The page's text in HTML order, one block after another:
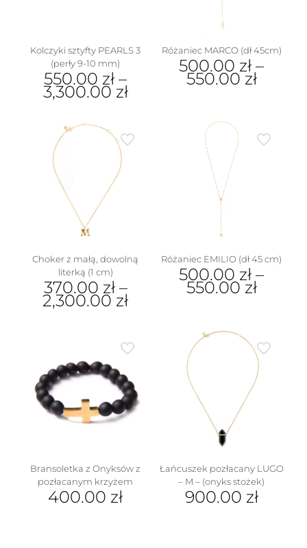
na
produktu
Kolczyki sztyfty PEARLS 3
(perły 9-10 mm)
550.00 zł –
3,300.00 zł
produkt
wariantów.
można
wybrać
na
stronie
produktu
Różaniec MARCO (dł 45cm)
500.00 zł –
550.00 zł
ma
wiele
wariantów.
Opcje
można
wybrać
na
produktu
Choker z małą, dowolną
literką (1 cm)
370.00 zł–
2,300.00 zł
wariantów.
Opcje
można
wybrać
na
Różaniec EMILIO (dł 45 cm)
500.00 zł –
550.00 zł
ma
wariantów.
można
wybrać
stronie
produktu
Bransoletka z Onyksów z
pozłacanym krzyżem
400.00 zł
Łańcuszek pozłacany LUGO
– M – (onyks stożek)
900.00 zł